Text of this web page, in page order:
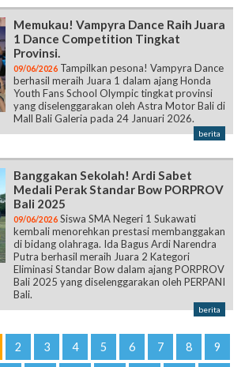
Memukau! Vampyra Dance Raih Juara
1 Dance Competition Tingkat
Provinsi.
09/06/2026 Tampilkan pesona! Vampyra Dance
berhasil meraih Juara 1 dalam ajang Honda
Youth Fans School Olympic tingkat provinsi
yang diselenggarakan oleh Astra Motor Bali di
Mall Bali Galeria pada 24 Januari 2026.
berita
Banggakan Sekolah! Ardi Sabet
Medali Perak Standar Bow PORPROV
Bali 2025
09/06/2026 Siswa SMA Negeri 1 Sukawati
kembali menorehkan prestasi membanggakan
di bidang olahraga. Ida Bagus Ardi Narendra
Putra berhasil meraih Juara 2 Kategori
Eliminasi Standar Bow dalam ajang PORPROV
Bali 2025 yang diselenggarakan oleh PERPANI
Bali.
berita
2 3 4 5 6 7 8 9